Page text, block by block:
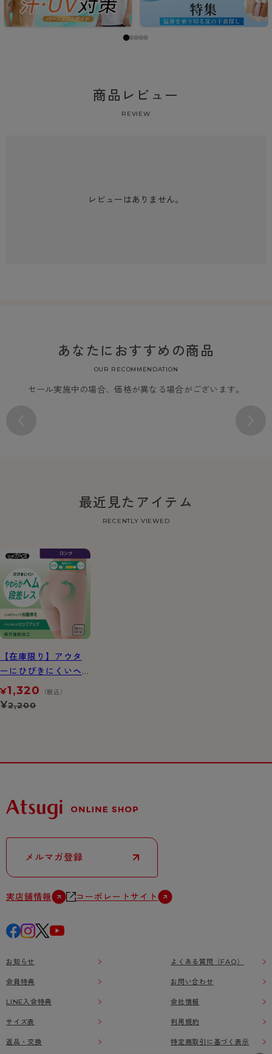
商品レビュー
REVIEW
レビューはありません。
あなたにおすすめの商品
OUR RECOMMENDATION
セール実施中の場合、価格が異なる場合がございます。
最近見たアイテム
RECENTLY VIEWED
【在庫限り】アウタ
ーにひびきにくいヘ
ムタイプ ヘムガード
ル ロング丈
¥1,320 （税込）
¥2,200
メルマガ登録
実店舗情報 コーポレートサイト
お知らせ
会員特典
LINE入会特典
サイズ表
返品・交換
よくある質問（FAQ）
お問い合わせ
会社情報
利用規約
特定商取引に基づく表示